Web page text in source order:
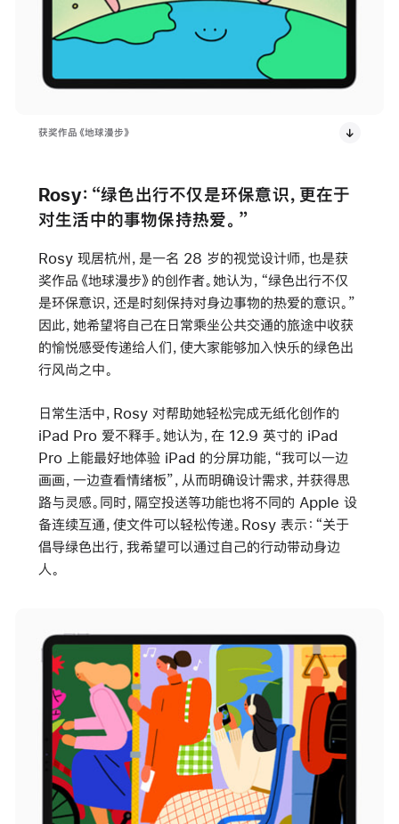
获奖作品《地球漫步》
Rosy：“绿色出行不仅是环保意识，更在于
对生活中的事物保持热爱。”
Rosy 现居杭州，是一名 28 岁的视觉设计师，也是获
奖作品《地球漫步》的创作者。她认为，“绿色出行不仅
是环保意识，还是时刻保持对身边事物的热爱的意识。”
因此，她希望将自己在日常乘坐公共交通的旅途中收获
的愉悦感受传递给人们，使大家能够加入快乐的绿色出
行风尚之中。
日常生活中，Rosy 对帮助她轻松完成无纸化创作的
iPad Pro 爱不释手。她认为，在 12.9 英寸的 iPad
Pro 上能最好地体验 iPad 的分屏功能，“我可以一边
画画，一边查看情绪板”，从而明确设计需求，并获得思
路与灵感。同时，隔空投送等功能也将不同的 Apple 设
备连续互通，使文件可以轻松传递。Rosy 表示：“关于
倡导绿色出行，我希望可以通过自己的行动带动身边
人。